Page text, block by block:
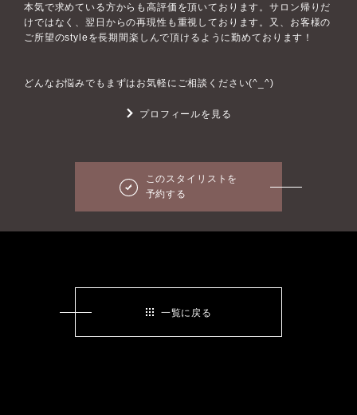
本気で求めている方からも高評価を頂いております。サロン帰りだ
けではなく、翌日からの再現性も重視しております。又、お客様の
ご所望のstyleを長期間楽しんで頂けるように勤めております！
どんなお悩みでもまずはお気軽にご相談ください(^_^)
プロフィールを見る
このスタイリストを
予約する
一覧に戻る